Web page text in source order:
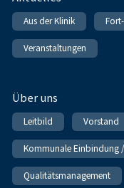
Aus der Klinik
Veranstaltungen
Über uns
Leitbild Vorstand
Kommunale Einbindung
Qualitätsmanagement